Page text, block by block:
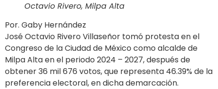
Octavio Rivero, Milpa Alta
Por. Gaby Hernández
José Octavio Rivero Villaseñor tomó protesta en el
Congreso de la Ciudad de México como alcalde de
Milpa Alta en el periodo 2024 – 2027, después de
obtener 36 mil 676 votos, que representa 46.39% de la
preferencia electoral, en dicha demarcación.